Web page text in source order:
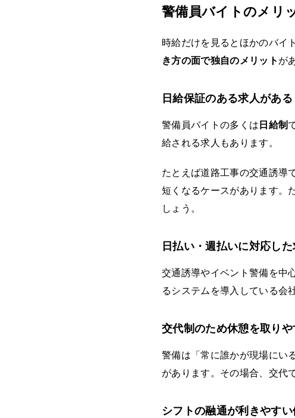
警備員バイトのメリ
時給だけを見るとほかのバイ
き方の面で独自のメリット が
日給保証のある求人がある
警備員バイトの多くは 日給制
給される求人もあります。
たとえば道路工事の交通誘導
短くなるケースがあります。
しょう。
日払い・週払いに対応し
交通誘導やイベント警備を中
るシステムを導入している会
交代制のため休憩を取りや
警備は「常に誰かが現場にい
があります。その場合、交代
シフトの融通が利きやす